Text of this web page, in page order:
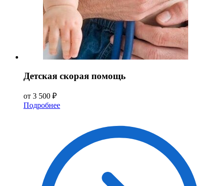
Детская скорая помощь
от 3 500 ₽
Подробнее